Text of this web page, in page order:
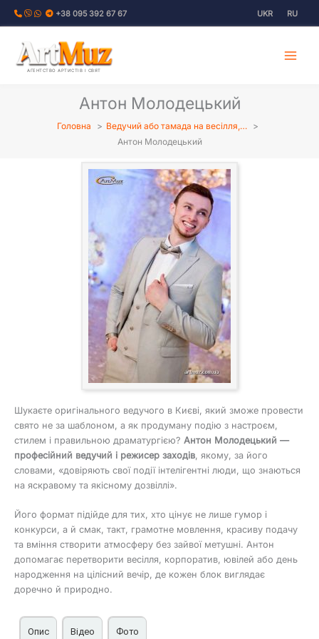
Перейти
+38 095 392 67 67 UKR RU
АГЕНТСТВО АРТИСТІВ І СВЯТ
Антон Молодецький
Головна
Ведучий або тамада на весілля,…
Антон Молодецький
Шукаєте оригінального ведучого в Києві, який зможе провести
свято не за шаблоном, а як продуману подію з настроєм,
стилем і правильною драматургією? Антон Молодецький —
професійний ведучий і режисер заходів, якому, за його
словами, «довіряють свої події інтелігентні люди, що знаються
на яскравому та якісному дозвіллі».
Його формат підійде для тих, хто цінує не лише гумор і
конкурси, а й смак, такт, грамотне мовлення, красиву подачу
та вміння створити атмосферу без зайвої метушні. Антон
допомагає перетворити весілля, корпоратив, ювілей або день
народження на цілісний вечір, де кожен блок виглядає
доречно й природно.
Опис Відео Фото